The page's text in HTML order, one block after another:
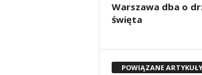
Warszawa dba o
święta
POWIĄZANE ARTYKUŁY